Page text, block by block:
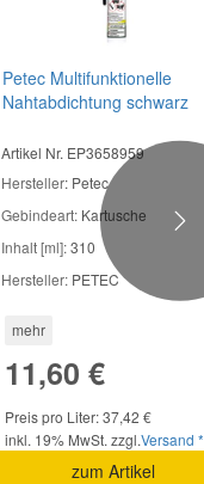
Petec Multifunktionelle
Nahtabdichtung schwarz
Artikel Nr. EP3658959
Hersteller: Petec
Gebindeart: Kartusche
Inhalt [ml]:310
Hersteller: PETEC
mehr
11,60 €
Preis pro Liter: 37,42 €
inkl. 19% MwSt. zzgl.Versand *
zum Artikel
Next